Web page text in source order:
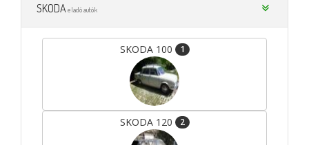
SKODAeladó autók
SKODA 100 1
SKODA 120 2